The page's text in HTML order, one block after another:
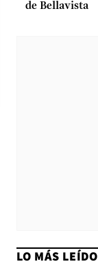
de Bellavista
LO MÁS LEÍDO